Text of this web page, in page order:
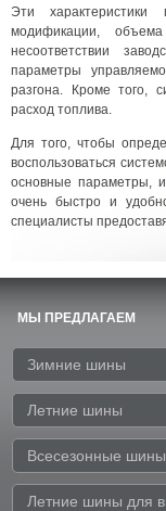
Эти
модификации,
несоответствии
параметры
разгона. Кроме того,
расход топлива.
Для того, чтобы
воспользоваться
основные параметры,
очень быстро и
специалисты
МЫ ПРЕДЛАГАЕМ
Зимние шины
Летние шины
Всесезонные шины
Летние шины для